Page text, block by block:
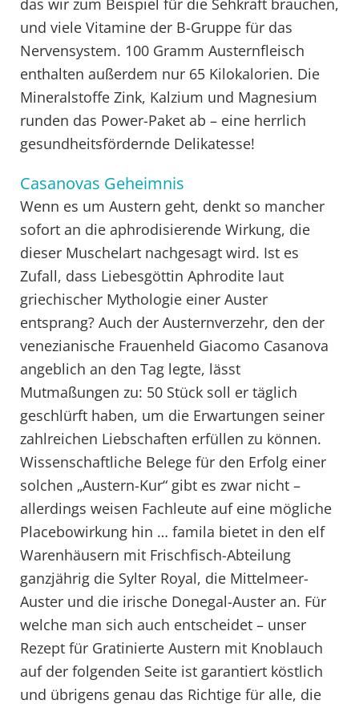
das wir zum Beispiel für die Sehkraft brauchen,
und viele Vitamine der B-Gruppe für das
Nervensystem. 100 Gramm Austernfleisch
enthalten außerdem nur 65 Kilokalorien. Die
Mineralstoffe Zink, Kalzium und Magnesium
runden das Power-Paket ab – eine herrlich
gesundheitsfördernde Delikatesse!
Casanovas Geheimnis
Wenn es um Austern geht, denkt so mancher
sofort an die aphrodisierende Wirkung, die
dieser Muschelart nachgesagt wird. Ist es
Zufall, dass Liebesgöttin Aphrodite laut
griechischer Mythologie einer Auster
entsprang? Auch der Austernverzehr, den der
venezianische Frauenheld Giacomo Casanova
angeblich an den Tag legte, lässt
Mutmaßungen zu: 50 Stück soll er täglich
geschlürft haben, um die Erwartungen seiner
zahlreichen Liebschaften erfüllen zu können.
Wissenschaftliche Belege für den Erfolg einer
solchen „Austern-Kur“ gibt es zwar nicht –
allerdings weisen Fachleute auf eine mögliche
Placebowirkung hin … famila bietet in den elf
Warenhäusern mit Frischfisch-Abteilung
ganzjährig die Sylter Royal, die Mittelmeer-
Auster und die irische Donegal-Auster an. Für
welche man sich auch entscheidet – unser
Rezept für Gratinierte Austern mit Knoblauch
auf der folgenden Seite ist garantiert köstlich
und übrigens genau das Richtige für alle, die